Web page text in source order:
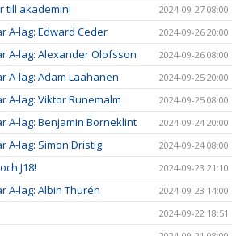
till akademin! 2024-09-27 08:00
A-lag: Edward Ceder 2024-09-26 20:00
A-lag: Alexander Olofsson 2024-09-26 08:00
A-lag: Adam Laahanen 2024-09-25 20:00
lag: Viktor Runemalm 2024-09-25 08:00
A-lag: Benjamin Borneklint 2024-09-24 20:00
A-lag: Simon Dristig 2024-09-24 08:00
J18! 2024-09-23 21:10
A-lag: Albin Thurén
2024-09-23 14:00
2024-09-22 18:51